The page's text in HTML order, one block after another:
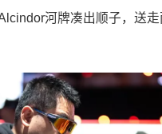
河牌凑出顺子，送